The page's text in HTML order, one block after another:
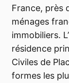
France, près
ménages
immobiliers.
résidence
Civiles de
formes les